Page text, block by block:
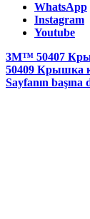
WhatsApp
Instagram
Youtube
3M™ 50407
50409 Крышка
Sayfanın başına